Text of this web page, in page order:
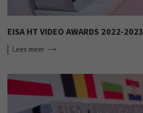
EISA HT VIDEO AWARDS 2022-2023
Lees meer